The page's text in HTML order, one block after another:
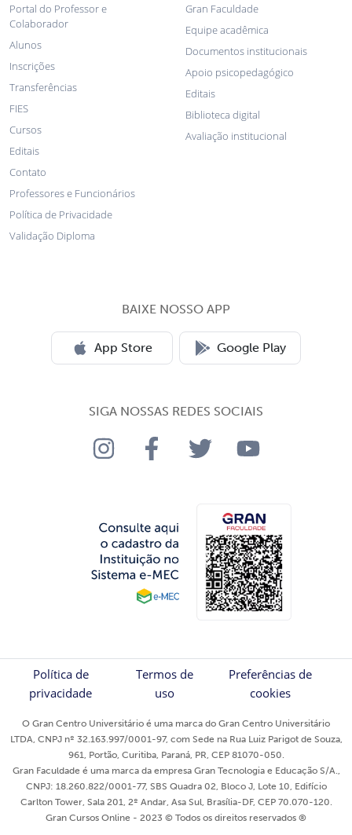
Portal do Professor e
Colaborador
Alunos
Inscrições
Transferências
FIES
Cursos
Editais
Contato
Professores e Funcionários
Política de Privacidade
Validação Diploma
Gran Faculdade
Equipe acadêmica
Documentos institucionais
Apoio psicopedagógico
Editais
Biblioteca digital
Avaliação institucional
BAIXE NOSSO APP
App Store Google Play
SIGA NOSSAS REDES SOCIAIS
Política de
privacidade
Termos de
uso
Preferências de
cookies
O Gran Centro Universitário é uma marca do Gran Centro Universitário
LTDA, CNPJ nº 32.163.997/0001-97, com Sede na Rua Luiz Parigot de Souza,
961, Portão, Curitiba, Paraná, PR, CEP 81070-050.
Gran Faculdade é uma marca da empresa Gran Tecnologia e Educação S/A.,
CNPJ: 18.260.822/0001-77, SBS Quadra 02, Bloco J, Lote 10, Edifício
Carlton Tower, Sala 201, 2º Andar, Asa Sul, Brasília-DF, CEP 70.070-120.
Gran Cursos Online - 2023 © Todos os direitos reservados ®